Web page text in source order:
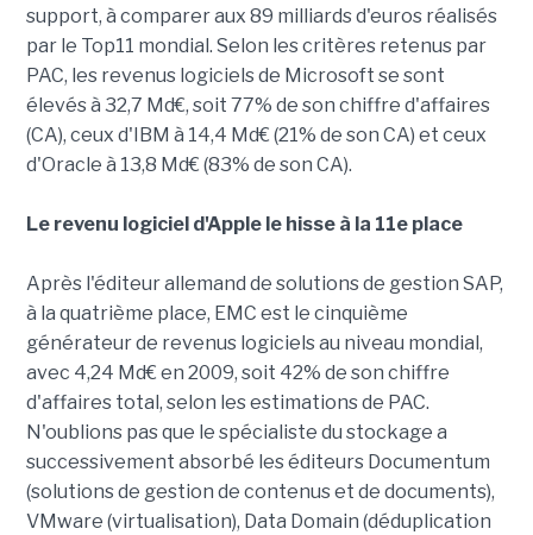
support, à comparer aux 89 milliards d'euros réalisés
par le Top11 mondial. Selon les critères retenus par
PAC, les revenus logiciels de Microsoft se sont
élevés à 32,7 Md€, soit 77% de son chiffre d'affaires
(CA), ceux d'IBM à 14,4 Md€ (21% de son CA) et ceux
d'Oracle à 13,8 Md€ (83% de son CA).
Le revenu logiciel d'Apple le hisse à la 11e place
Après l'éditeur allemand de solutions de gestion SAP,
à la quatrième place, EMC est le cinquième
générateur de revenus logiciels au niveau mondial,
avec 4,24 Md€ en 2009, soit 42% de son chiffre
d'affaires total, selon les estimations de PAC.
N'oublions pas que le spécialiste du stockage a
successivement absorbé les éditeurs Documentum
(solutions de gestion de contenus et de documents),
VMware (virtualisation), Data Domain (déduplication